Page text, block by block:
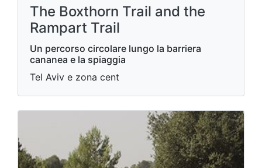
The Boxthorn Trail and the
Rampart Trail
Un percorso circolare lungo la barriera
cananea e la spiaggia
Tel Aviv e zona cent